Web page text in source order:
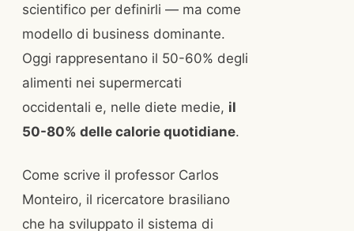
scientifico per definirli — ma come
modello di business dominante.
Oggi rappresentano il 50-60% degli
alimenti nei supermercati
occidentali e, nelle diete medie, il
50-80% delle calorie quotidiane.
Come scrive il professor Carlos
Monteiro, il ricercatore brasiliano
che ha sviluppato il sistema di